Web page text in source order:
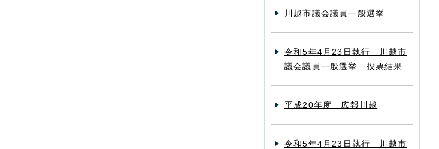
川越市議会議員一般選挙
令和5年4月23日執行 川越市
議会議員一般選挙 投票結果
平成20年度 広報川越
令和5年4月23日執行 川越市